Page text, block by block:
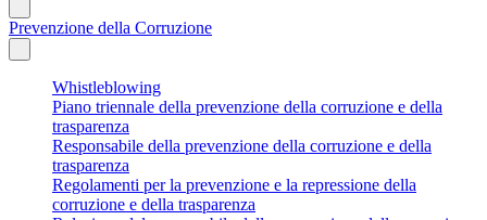
Prevenzione della Corruzione
Whistleblowing
Piano triennale della prevenzione della corruzione e della
trasparenza
Responsabile della prevenzione della corruzione e della
trasparenza
Regolamenti per la prevenzione e la repressione della
corruzione e della trasparenza